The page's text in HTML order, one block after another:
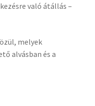
való átállás –
melyek
alvásban és a